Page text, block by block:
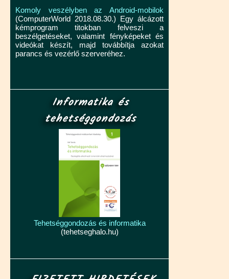
Komoly veszélyben az Android-mobilok
(ComputerWorld 2018.08.30.) Egy álcázott
kémprogram titokban felveszi a
beszélgetéseket, valamint fényképeket és
videókat készít, majd továbbítja azokat
parancs és vezérlő szerveréhez.
Informatika és
tehetséggondozás
Tehetséggondozás és informatika
(tehetseghalo.hu)